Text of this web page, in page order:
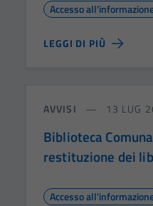
Accesso
LEGGI DI PIÙ
AVVISI 13 LUG
Biblioteca
restituzione dei
Accesso